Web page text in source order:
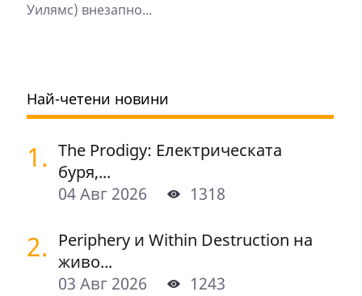
Уилямс) внезапно...
Най-четени новини
1. The Prodigy: Електрическата
буря,...
04 Авг 2026
1318
2. Periphery и Within Destruction на
живо...
03 Авг 2026
1243